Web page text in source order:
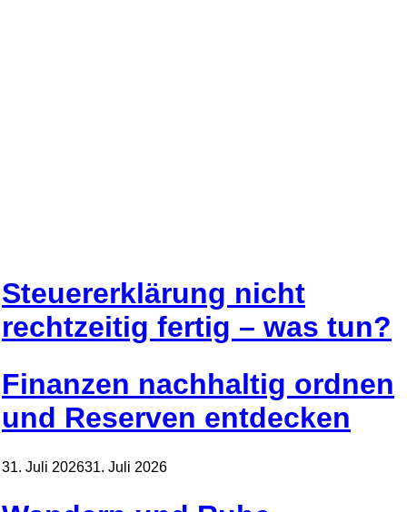
Steuererklärung nicht
rechtzeitig fertig – was tun?
Finanzen nachhaltig ordnen
und Reserven entdecken
31. Juli 202631. Juli 2026